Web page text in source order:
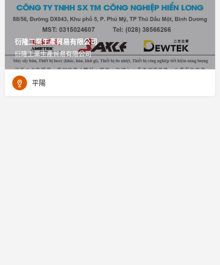
衍隆工業生產貿易有限公司
衍隆工業生產貿易有限公司
平陽